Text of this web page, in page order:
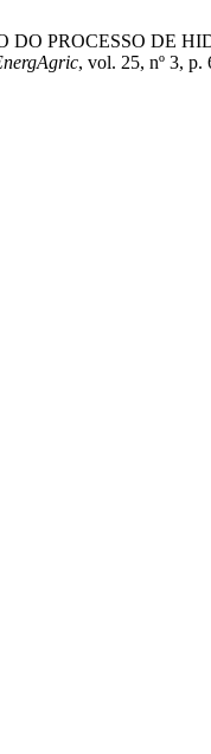
DO PROCESSO DE
, vol. 25, nº 3, p.